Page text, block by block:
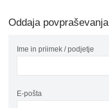
Oddaja povpraševanja
Ime in priimek / podjetje
E-pošta